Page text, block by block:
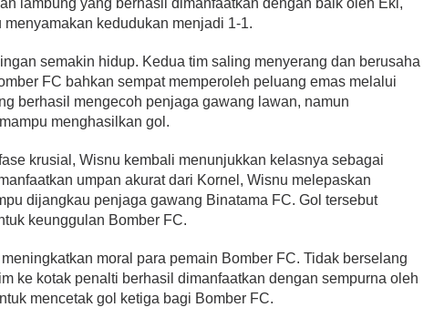
lambung yang berhasil dimanfaatkan dengan baik oleh Eki,
kedudukan menjadi 1-1.
semakin hidup. Kedua tim saling menyerang dan berusaha
FC bahkan sempat memperoleh peluang emas melalui
berhasil mengecoh penjaga gawang lawan, namun
menghasilkan gol.
krusial, Wisnu kembali menunjukkan kelasnya sebagai
umpan akurat dari Kornel, Wisnu melepaskan
dijangkau penjaga gawang Binatama FC. Gol tersebut
keunggulan Bomber FC.
moral para pemain Bomber FC. Tidak berselang
ke kotak penalti berhasil dimanfaatkan dengan sempurna oleh
mencetak gol ketiga bagi Bomber FC.